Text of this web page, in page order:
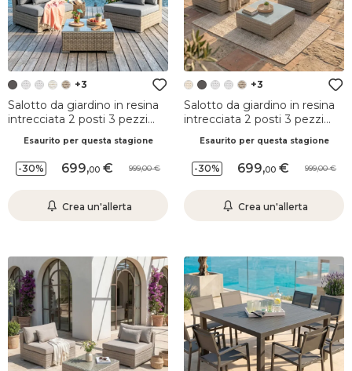
+3
Salotto da giardino in resina
intrecciata 2 posti 3 pezzi
Esaurito per questa stagione
-30% 699,00 999,00
Crea un'allerta
+3
Salotto da giardino in resina
intrecciata 2 posti 3 pezzi
Esaurito per questa stagione
-30% 699,00 999,00
Crea un'allerta